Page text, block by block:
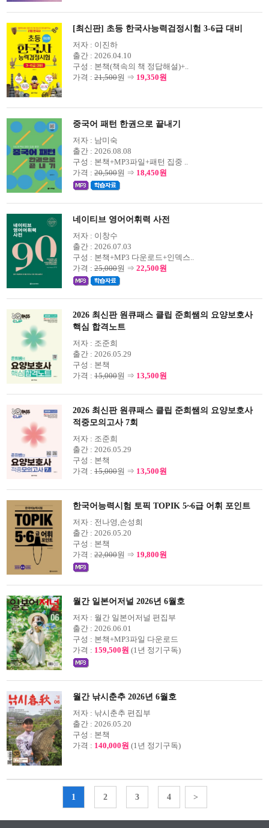
[최신판] 초등 한국사능력검정시험 3-6급 대비
저자 : 이진하
출간 : 2026.04.10
구성 : 본책(책속의 책 정답해설)+..
가격 : 21,500원 ⇒ 19,350원
중국어 패턴 한권으로 끝내기
저자 : 남미숙
출간 : 2026.08.08
구성 : 본책+MP3파일+패턴 집중 ..
가격 : 20,500원 ⇒ 18,450원
네이티브 영어어휘력 사전
저자 : 이창수
출간 : 2026.07.03
구성 : 본책+MP3 다운로드+인덱스..
가격 : 25,000원 ⇒ 22,500원
2026 최신판 원큐패스 클립 준희쌤의 요양보호사
핵심 합격노트
저자 : 조준희
출간 : 2026.05.29
구성 : 본책
가격 : 15,000원 ⇒ 13,500원
2026 최신판 원큐패스 클립 준희쌤의 요양보호사
적중모의고사 7회
저자 : 조준희
출간 : 2026.05.29
구성 : 본책
가격 : 15,000원 ⇒ 13,500원
한국어능력시험 토픽 TOPIK 5~6급 어휘 포인트
저자 : 전나영,손성희
출간 : 2026.05.20
구성 : 본책
가격 : 22,000원 ⇒ 19,800원
월간 일본어저널 2026년 6월호
저자 : 월간 일본어저널 편집부
출간 : 2026.06.01
구성 : 본책+MP3파일 다운로드
가격 : 159,500원 (1년 정기구독)
월간 낚시춘추 2026년 6월호
저자 : 낚시춘추 편집부
출간 : 2026.05.20
구성 : 본책
가격 : 140,000원 (1년 정기구독)
1 2 3 4 >